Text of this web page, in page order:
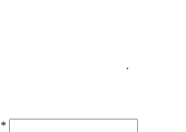
.
*